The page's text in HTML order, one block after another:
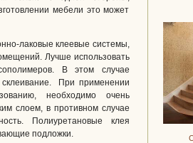
мебели это может
лаковые клеевые системы,
Лучше использовать
В этом случае
склеивание. При применении
необходимо очень
слоем, в противном случае
Полиуретановые клея
подложки.